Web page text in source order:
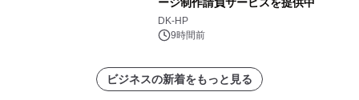
DK-HP
9時間前
ビジネスの新着をもっと見る